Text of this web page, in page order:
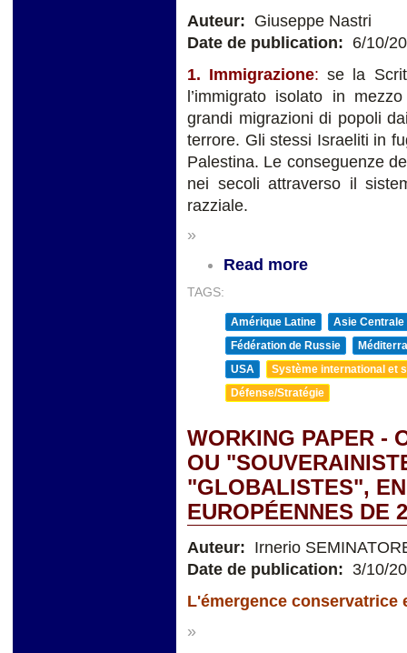
Auteur: Giuseppe Nastri
Date de publication: 6/10/
1. Immigrazione: se la
l’immigrato isolato in
grandi migrazioni di popoli
terrore. Gli stessi Israeliti in
Palestina. Le conseguenze
nei secoli attraverso il
razziale.
»
Read more
TAGS:
Amérique Latine
Asie Centrale
Fédération de Russie
USA
Système international et
Défense/Stratégie
WORKING PAPER -
OU
"GLOBALISTES",
EUROPÉENNES DE
Auteur: Irnerio
Date de publication: 3/10/
L'émergence conservatrice
»